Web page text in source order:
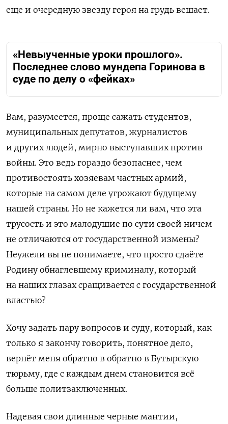
еще и очередную звезду героя на грудь вешает.
«Невыученные уроки прошлого».
Последнее слово мундепа Горинова в
суде по делу о «фейках»
Вам, разумеется, проще сажать студентов,
муниципальных депутатов, журналистов
и других людей, мирно выступавших против
войны. Это ведь гораздо безопаснее, чем
противостоять хозяевам частных армий,
которые на самом деле угрожают будущему
нашей страны. Но не кажется ли вам, что эта
трусость и это малодушие по сути своей ничем
не отличаются от государственной измены?
Неужели вы не понимаете, что просто сдаёте
Родину обнаглевшему криминалу, который
на наших глазах сращивается с государственной
властью?
Хочу задать пару вопросов и суду, который, как
только я закончу говорить, понятное дело,
вернёт меня обратно в обратно в Бутырскую
тюрьму, где с каждым днем становится всё
больше политзаключенных.
Надевая свои длинные черные мантии,